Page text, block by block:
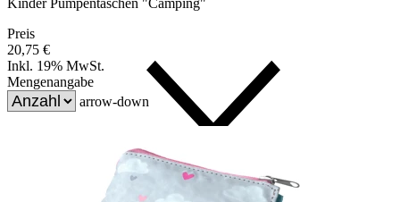
Preis
20,75 €
Inkl. 19% MwSt.
Mengenangabe
arrow-down